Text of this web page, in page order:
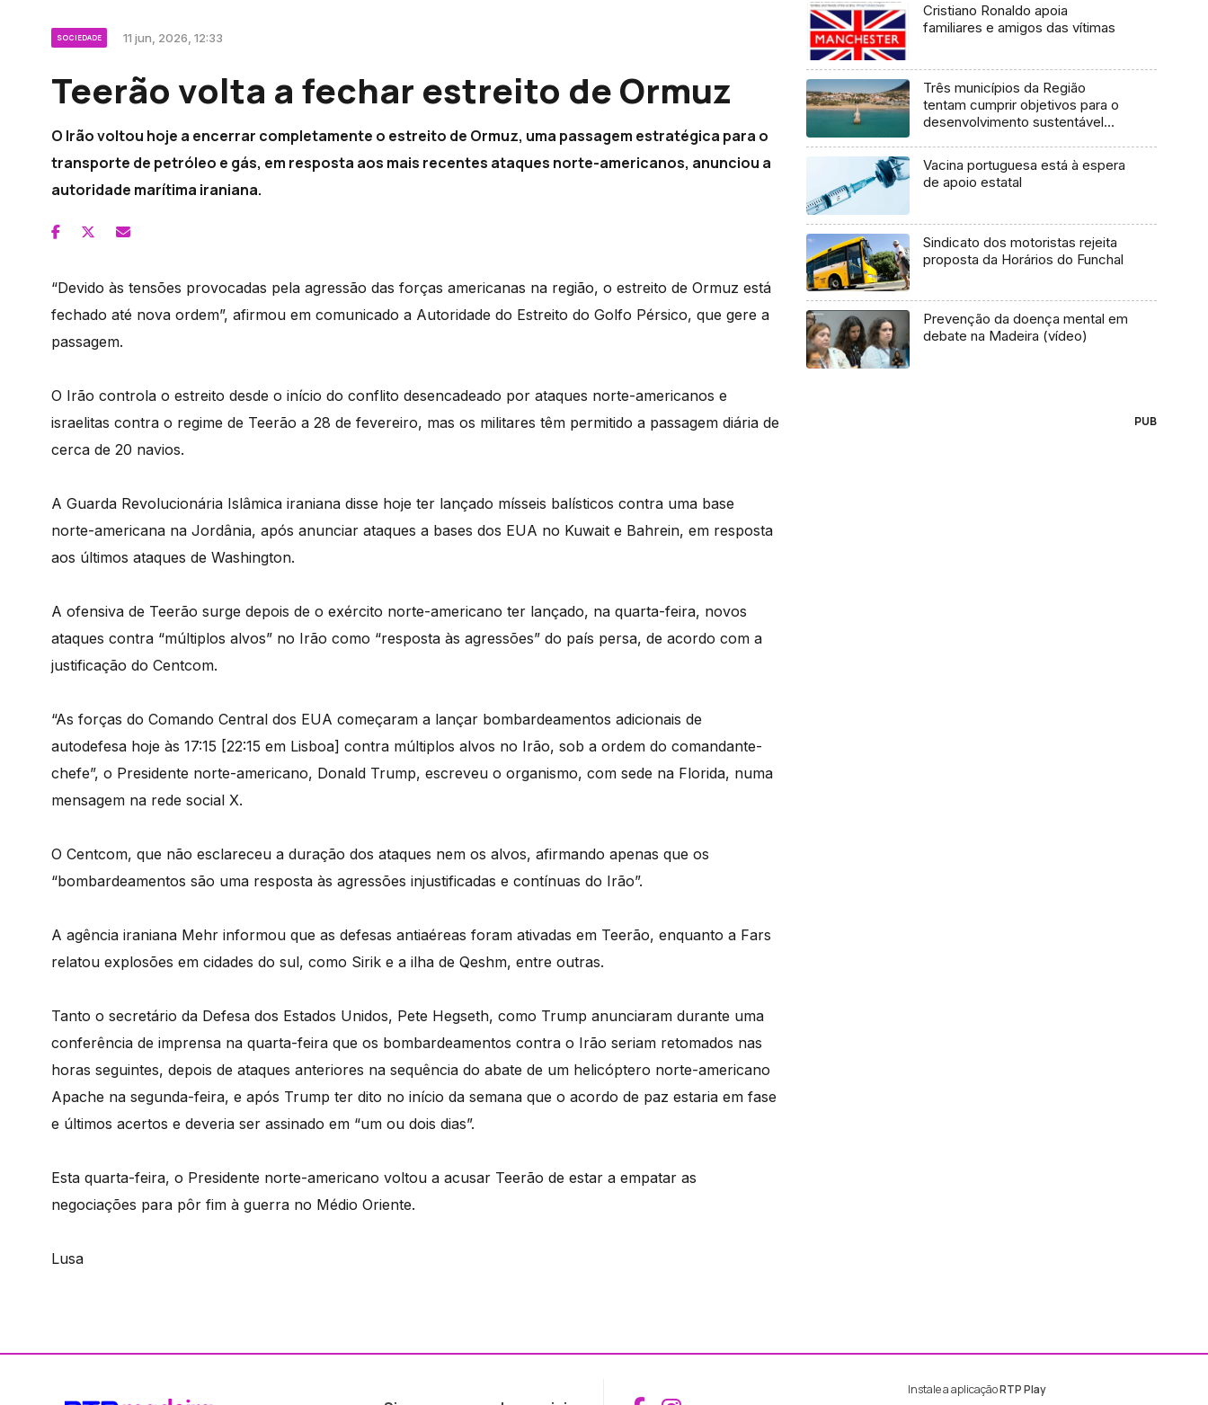
SOCIEDADE 11 jun, 2026, 12:33
Teerão volta a fechar estreito de Ormuz
O Irão voltou hoje a encerrar completamente o estreito de Ormuz, uma passagem estratégica para o
transporte de petróleo e gás, em resposta aos mais recentes ataques norte-americanos, anunciou a
autoridade marítima iraniana.
“Devido às tensões provocadas pela agressão das forças americanas na região, o estreito de Ormuz está
fechado até nova ordem”, afirmou em comunicado a Autoridade do Estreito do Golfo Pérsico, que gere a
passagem.
O Irão controla o estreito desde o início do conflito desencadeado por ataques norte-americanos e
israelitas contra o regime de Teerão a 28 de fevereiro, mas os militares têm permitido a passagem diária de
cerca de 20 navios.
A Guarda Revolucionária Islâmica iraniana disse hoje ter lançado mísseis balísticos contra uma base
norte-americana na Jordânia, após anunciar ataques a bases dos EUA no Kuwait e Bahrein, em resposta
aos últimos ataques de Washington.
A ofensiva de Teerão surge depois de o exército norte-americano ter lançado, na quarta-feira, novos
ataques contra “múltiplos alvos” no Irão como “resposta às agressões” do país persa, de acordo com a
justificação do Centcom.
“As forças do Comando Central dos EUA começaram a lançar bombardeamentos adicionais de
autodefesa hoje às 17:15 [22:15 em Lisboa] contra múltiplos alvos no Irão, sob a ordem do comandante-
chefe”, o Presidente norte-americano, Donald Trump, escreveu o organismo, com sede na Florida, numa
mensagem na rede social X.
O Centcom, que não esclareceu a duração dos ataques nem os alvos, afirmando apenas que os
“bombardeamentos são uma resposta às agressões injustificadas e contínuas do Irão”.
A agência iraniana Mehr informou que as defesas antiaéreas foram ativadas em Teerão, enquanto a Fars
relatou explosões em cidades do sul, como Sirik e a ilha de Qeshm, entre outras.
Tanto o secretário da Defesa dos Estados Unidos, Pete Hegseth, como Trump anunciaram durante uma
conferência de imprensa na quarta-feira que os bombardeamentos contra o Irão seriam retomados nas
horas seguintes, depois de ataques anteriores na sequência do abate de um helicóptero norte-americano
Apache na segunda-feira, e após Trump ter dito no início da semana que o acordo de paz estaria em fase
e últimos acertos e deveria ser assinado em “um ou dois dias”.
Esta quarta-feira, o Presidente norte-americano voltou a acusar Teerão de estar a empatar as
negociações para pôr fim à guerra no Médio Oriente.
Lusa
Cristiano Ronaldo apoia
familiares e amigos das vítimas
Três municípios da Região
tentam cumprir objetivos para o
desenvolvimento sustentável
Vacina portuguesa está à espera
de apoio estatal
Sindicato dos motoristas rejeita
proposta da Horários do Funchal
Prevenção da doença mental em
debate na Madeira (vídeo)
PUB
Instale a aplicaçãoRTP Play